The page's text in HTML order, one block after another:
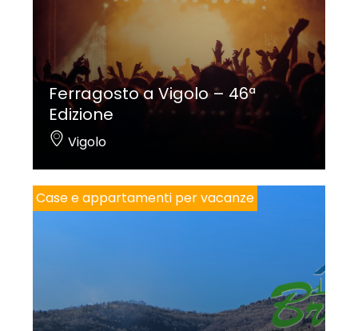
Ferragosto a Vigolo – 46ª
Edizione
Vigolo
Case e appartamenti per vacanze